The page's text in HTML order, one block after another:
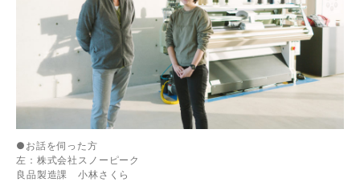
●お話を伺った方
左：株式会社スノーピーク
良品製造課 小林さくら